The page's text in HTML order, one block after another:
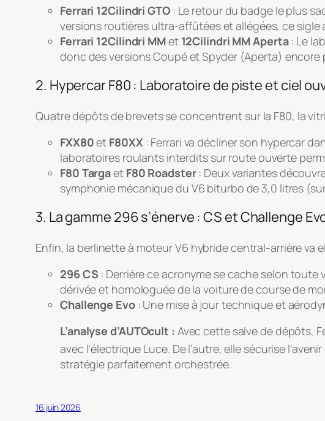
Ferrari 12Cilindri GTO: Le retour du badge le plus
versions routières ultra-affûtées et allégées, ce
Ferrari 12Cilindri MM et 12Cilindri MM Aperta: Le
donc des versions Coupé et Spyder (Aperta)
2. Hypercar F80 : Laboratoire de piste et ciel
Quatre dépôts de brevets se concentrent sur la F80, la
FXX80et F80XX: Ferrari va décliner son hypercar
laboratoires roulants interdits sur route ouverte
F80 Targaet F80 Roadster: Deux variantes
symphonie mécanique du V6 biturbo de 3,0 litres
3. La gamme 296 s’énerve : CS et Challenge
Enfin, la berlinette à moteur V6 hybride central-arrière va
296 CS : Derrière ce acronyme se cache selon toute
dérivée et homologuée de la voiture de course de
Challenge Evo: Une mise à jour technique et
L’analyse d’AUTOcult : Avec cette salve de dépôts,
avec l’électrique Luce. De l’autre, elle sécurise
stratégie parfaitement orchestrée.
16 juin 2026